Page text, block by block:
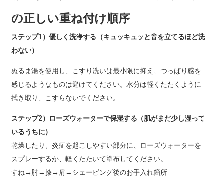
の正しい重ね付け順序
ステップ1）優しく洗浄する（キュッキュッと音を立てるほど洗
わない）
ぬるま湯を使用し、こすり洗いは最小限に抑え、つっぱり感を
感じるようなものは避けてください。水分は軽くたたくように
拭き取り、こすらないでください。
ステップ2）ローズウォーターで保湿する（肌がまだ少し湿って
いるうちに）
乾燥したり、炎症を起こしやすい部分に、ローズウォーターを
スプレーするか、軽くたたいて塗布してください。
すね→肘→膝→肩→シェービング後のお手入れ箇所